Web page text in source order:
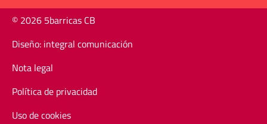
© 2026 5barricas CB
Diseño: integral comunicación
Nota legal
Política de privacidad
Uso de cookies